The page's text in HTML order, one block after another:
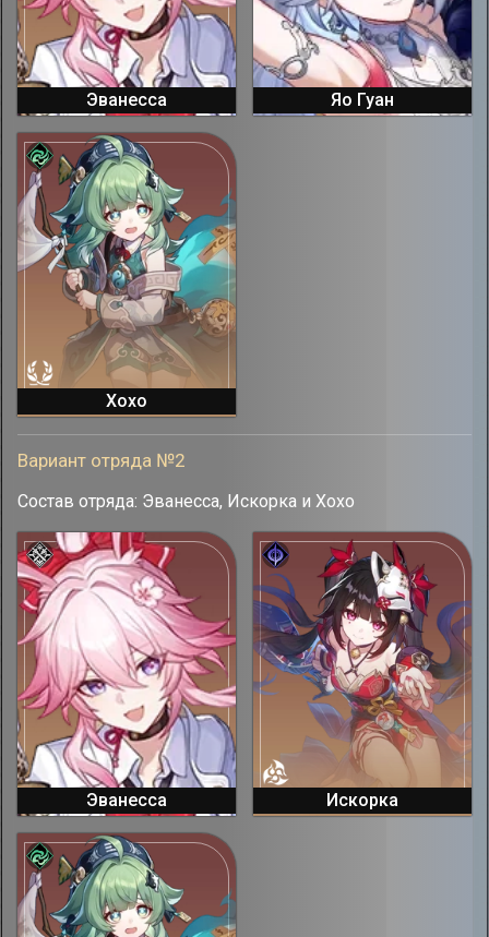
Эванесса Яо Гуан
Хохо
Вариант отряда №2
Состав отряда: Эванесса, Искорка и Хохо
Эванесса Искорка